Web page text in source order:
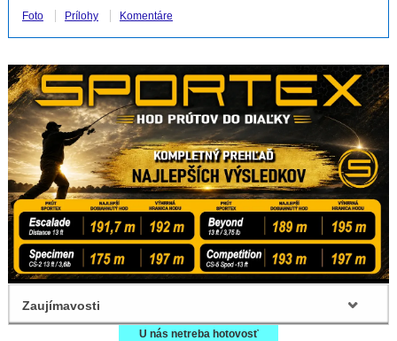
Foto Prílohy Komentáre
Zaujímavosti
U nás netreba hotovosť